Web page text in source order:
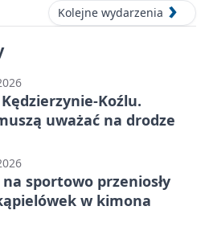
Kolejne wydarzenia
Koźlu.
uważać na drodze
sportowo przeniosły
w kimona